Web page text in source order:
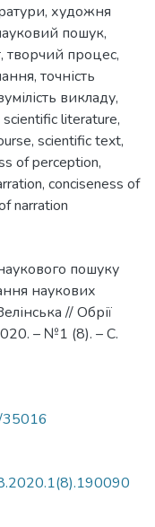
, художня
пошук,
, творчий процес,
, точність
викладу,
scientific literature,
, scientific text,
of perception,
, conciseness of
narration
пошуку
наукових
// Обрії
– №1 (8). – С.
35016